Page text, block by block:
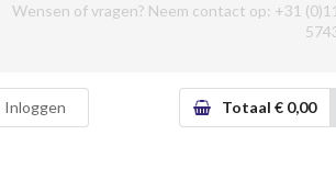
Wensen of vragen? Neem contact op: +31
Inloggen Totaal € 0,00